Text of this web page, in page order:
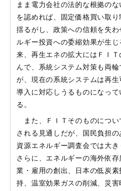
まま電力会社の法的な根拠の
を認めれば、固定価格買い取
揺るがし、政策への信頼を失
ルギー投資への委縮効果が生
来、再生エネの拡大にはＦＩ
んで、系統システム対策も両
が、現在の系統システムは再
導入に対応しうるものになっ
る。
また、ＦＩＴそのものについ
される見通しだが、国民負担
資源エネルギー調査会では大き
さらに、エネルギーの海外依
業・雇用の創出、日本の低炭
持、温室効果ガスの削減、災